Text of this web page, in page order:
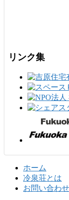
リンク集
ホーム
冷泉荘とは
お問い合わせ